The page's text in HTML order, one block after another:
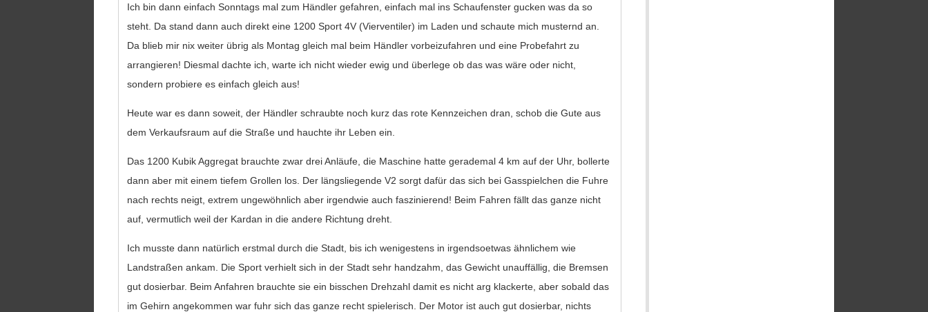
Ich bin dann einfach Sonntags mal zum Händler gefahren, einfach mal ins Schaufenster gucken was da so
steht. Da stand dann auch direkt eine 1200 Sport 4V (Vierventiler) im Laden und schaute mich musternd an.
Da blieb mir nix weiter übrig als Montag gleich mal beim Händler vorbeizufahren und eine Probefahrt zu
arrangieren! Diesmal dachte ich, warte ich nicht wieder ewig und überlege ob das was wäre oder nicht,
sondern probiere es einfach gleich aus!
Heute war es dann soweit, der Händler schraubte noch kurz das rote Kennzeichen dran, schob die Gute aus
dem Verkaufsraum auf die Straße und hauchte ihr Leben ein.
Das 1200 Kubik Aggregat brauchte zwar drei Anläufe, die Maschine hatte gerademal 4 km auf der Uhr, bollerte
dann aber mit einem tiefem Grollen los. Der längsliegende V2 sorgt dafür das sich bei Gasspielchen die Fuhre
nach rechts neigt, extrem ungewöhnlich aber irgendwie auch faszinierend! Beim Fahren fällt das ganze nicht
auf, vermutlich weil der Kardan in die andere Richtung dreht.
Ich musste dann natürlich erstmal durch die Stadt, bis ich wenigestens in irgendsoetwas ähnlichem wie
Landstraßen ankam. Die Sport verhielt sich in der Stadt sehr handzahm, das Gewicht unauffällig, die Bremsen
gut dosierbar. Beim Anfahren brauchte sie ein bisschen Drehzahl damit es nicht arg klackerte, aber sobald das
im Gehirn angekommen war fuhr sich das ganze recht spielerisch. Der Motor ist auch gut dosierbar, nichts